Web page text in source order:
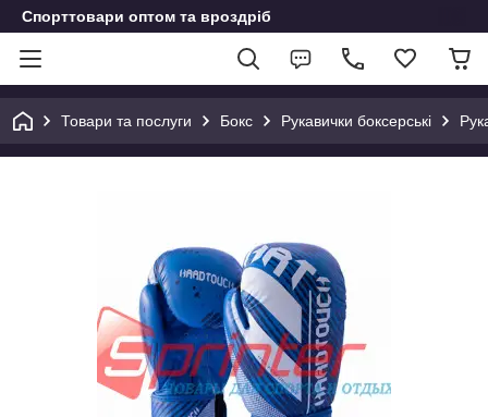
Спорттовари оптом та вроздріб
Товари та послуги Бокс Рукавички боксерські